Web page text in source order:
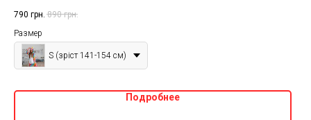
790 грн. 890 грн.
Размер
S (зріст 141-154 см)
Подробнее